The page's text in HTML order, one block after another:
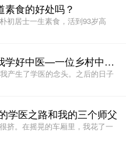
素食的好处吗？
初居士一生素食，活到93岁高
跟师让我明白如何我学好中医—一位乡村中医的成长之路
产生了学医的念头。之后的日子
学医之路和我的三个师父
挤。在摇晃的车厢里，我花了一